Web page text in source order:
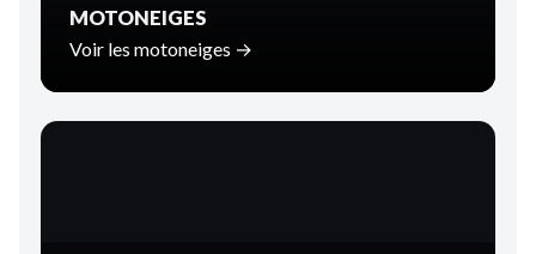
MOTONEIGES
Voir les motoneiges →